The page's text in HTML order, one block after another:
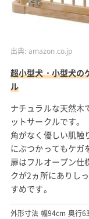
出典: amazon.co.jp
超小型犬・小型犬の
ル
ナチュラルな天然木
ットサークルです。
角がなく優しい肌触
にぶつかってもケガ
扉はフルオープン仕
クが2ヵ所にありし
すめです。
外形寸法 幅94cm 奥行